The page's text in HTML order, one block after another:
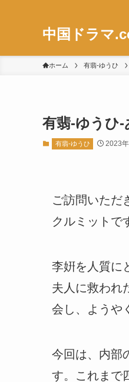
中国ドラマ
ホーム 有翡-ゆうひ
有翡-ゆうひ-
有翡-ゆうひ 2023
ご訪問いただ
クルミットで
李姸を人質に
夫人に救われ
会し、ようや
今回は、内部
す。これまで